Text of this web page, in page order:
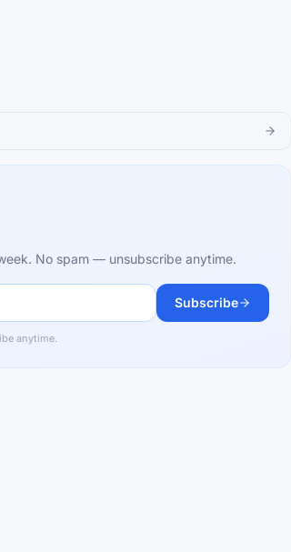
No spam — unsubscribe anytime.
Subscribe
anytime.